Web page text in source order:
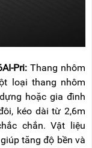
Pri:Thang nhôm
loại thang nhôm
hoặc gia đình
kéo dài từ 2,6m
chắn. Vật liệu
tăng độ bền và